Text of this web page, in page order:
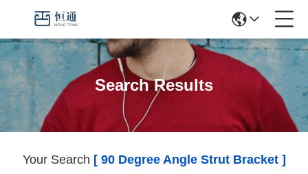
Search Results
Your Search [ 90 Degree Angle Strut Bracket ]